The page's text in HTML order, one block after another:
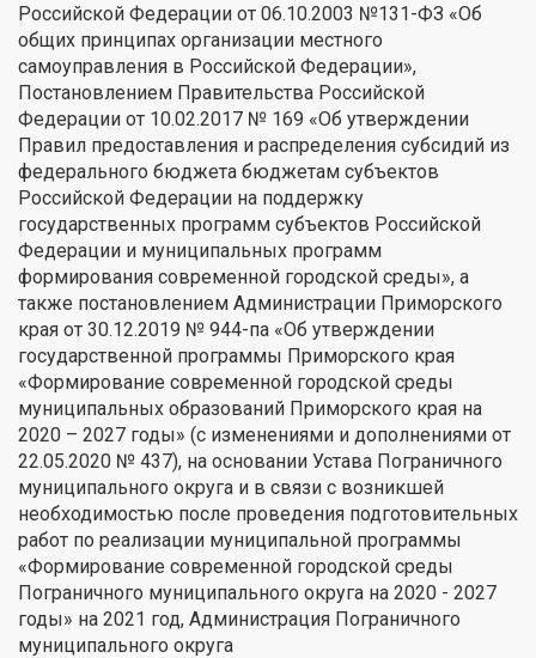
Российской Федерации от 06.10.2003 №131-ФЗ «Об
общих принципах организации местного
самоуправления в Российской Федерации»,
Постановлением Правительства Российской
Федерации от 10.02.2017 № 169 «Об утверждении
Правил предоставления и распределения субсидий из
федерального бюджета бюджетам субъектов
Российской Федерации на поддержку
государственных программ субъектов Российской
Федерации и муниципальных программ
формирования современной городской среды», а
также постановлением Администрации Приморского
края от 30.12.2019 № 944-па «Об утверждении
государственной программы Приморского края
«Формирование современной городской среды
муниципальных образований Приморского края на
2020 – 2027 годы» (с изменениями и дополнениями от
22.05.2020 № 437), на основании Устава Пограничного
муниципального округа и в связи с возникшей
необходимостью после проведения подготовительных
работ по реализации муниципальной программы
«Формирование современной городской среды
Пограничного муниципального округа на 2020 - 2027
годы» на 2021 год, Администрация Пограничного
муниципального округа